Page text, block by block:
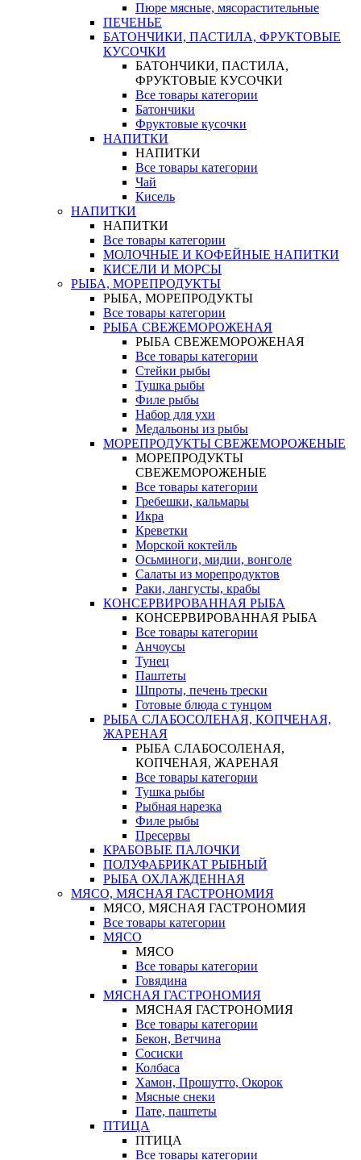
Пюре мясные, мясорастительные
ПЕЧЕНЬЕ
БАТОНЧИКИ, ПАСТИЛА, ФРУКТОВЫЕ
КУСОЧКИ
БАТОНЧИКИ, ПАСТИЛА,
ФРУКТОВЫЕ КУСОЧКИ
Все товары категории
Батончики
Фруктовые кусочки
НАПИТКИ
НАПИТКИ
Все товары категории
Чай
Кисель
НАПИТКИ
НАПИТКИ
Все товары категории
МОЛОЧНЫЕ И КОФЕЙНЫЕ НАПИТКИ
КИСЕЛИ И МОРСЫ
РЫБА, МОРЕПРОДУКТЫ
РЫБА, МОРЕПРОДУКТЫ
Все товары категории
РЫБА СВЕЖЕМОРОЖЕНАЯ
РЫБА СВЕЖЕМОРОЖЕНАЯ
Все товары категории
Стейки рыбы
Тушка рыбы
Филе рыбы
Набор для ухи
Медальоны из рыбы
МОРЕПРОДУКТЫ СВЕЖЕМОРОЖЕНЫЕ
МОРЕПРОДУКТЫ
СВЕЖЕМОРОЖЕНЫЕ
Все товары категории
Гребешки, кальмары
Икра
Креветки
Морской коктейль
Осьминоги, мидии, вонголе
Салаты из морепродуктов
Раки, лангусты, крабы
КОНСЕРВИРОВАННАЯ РЫБА
КОНСЕРВИРОВАННАЯ РЫБА
Все товары категории
Анчоусы
Тунец
Паштеты
Шпроты, печень трески
Готовые блюда с тунцом
РЫБА СЛАБОСОЛЕНАЯ, КОПЧЕНАЯ,
ЖАРЕНАЯ
РЫБА СЛАБОСОЛЕНАЯ,
КОПЧЕНАЯ, ЖАРЕНАЯ
Все товары категории
Тушка рыбы
Рыбная нарезка
Филе рыбы
Пресервы
КРАБОВЫЕ ПАЛОЧКИ
ПОЛУФАБРИКАТ РЫБНЫЙ
РЫБА ОХЛАЖДЕННАЯ
МЯСО, МЯСНАЯ ГАСТРОНОМИЯ
МЯСО, МЯСНАЯ ГАСТРОНОМИЯ
Все товары категории
МЯСО
МЯСО
Все товары категории
Говядина
МЯСНАЯ ГАСТРОНОМИЯ
МЯСНАЯ ГАСТРОНОМИЯ
Все товары категории
Бекон, Ветчина
Сосиски
Колбаса
Хамон, Прошутто, Окорок
Мясные снеки
Пате, паштеты
ПТИЦА
ПТИЦА
Все товары категории